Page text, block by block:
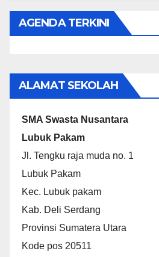
AGENDA TERKINI
ALAMAT SEKOLAH
SMA Swasta Nusantara
Lubuk Pakam
Jl. Tengku raja muda no. 1
Lubuk Pakam
Kec. Lubuk pakam
Kab. Deli Serdang
Provinsi Sumatera Utara
Kode pos 20511